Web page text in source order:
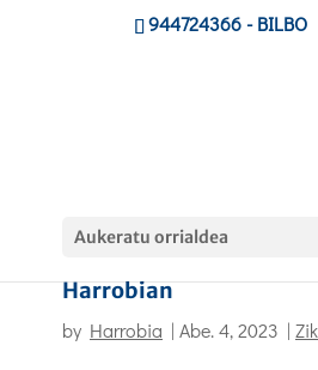
944724366- BILBO
Aukeratu orrialdea
Harrobian
by Harrobia | Abe. 4, 2023 |